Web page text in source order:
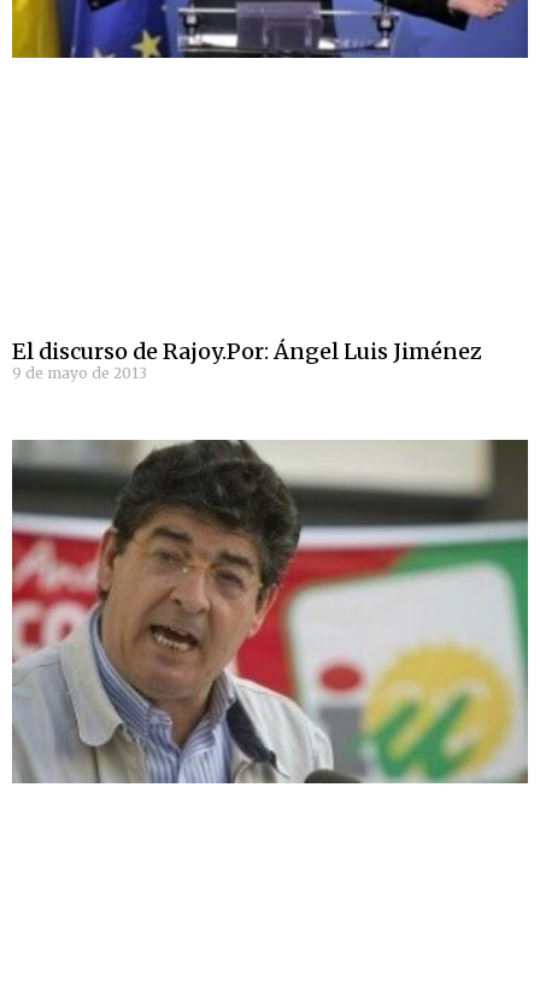
El discurso de Rajoy.Por: Ángel Luis Jiménez
9 de mayo de 2013